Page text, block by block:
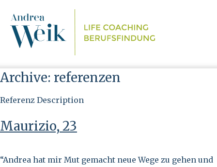
content
Archive: referenzen
Referenz Description
Maurizio, 23
“Andrea hat mir Mut gemacht neue Wege zu gehen und